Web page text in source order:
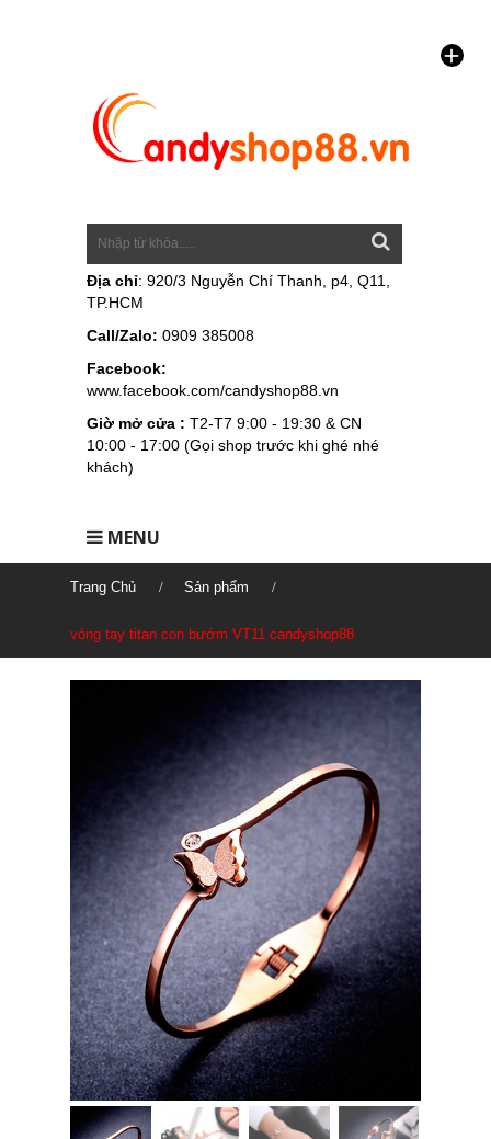
Địa chỉ: 920/3 Nguyễn Chí Thanh, p4, Q11,
TP.HCM
Call/Zalo: 0909 385008
Facebook:
www.facebook.com/candyshop88.vn
Giờ mở cửa : T2-T7 9:00 - 19:30 & CN
10:00 - 17:00 (Gọi shop trước khi ghé nhé
khách)
MENU
Trang Chủ Sản phẩm
vòng tay titan con bướm VT11 candyshop88